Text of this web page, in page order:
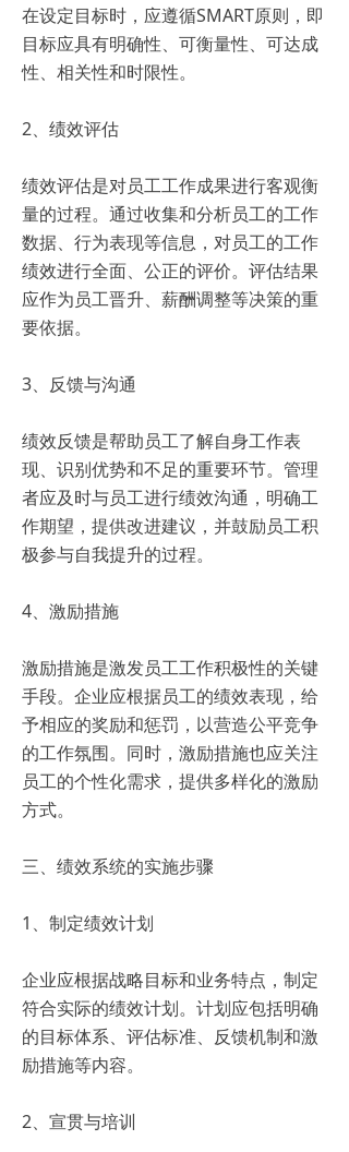
在设定目标时，应遵循SMART原则，即
目标应具有明确性、可衡量性、可达成
性、相关性和时限性。
2、绩效评估
绩效评估是对员工工作成果进行客观衡
量的过程。通过收集和分析员工的工作
数据、行为表现等信息，对员工的工作
绩效进行全面、公正的评价。评估结果
应作为员工晋升、薪酬调整等决策的重
要依据。
3、反馈与沟通
绩效反馈是帮助员工了解自身工作表
现、识别优势和不足的重要环节。管理
者应及时与员工进行绩效沟通，明确工
作期望，提供改进建议，并鼓励员工积
极参与自我提升的过程。
4、激励措施
激励措施是激发员工工作积极性的关键
手段。企业应根据员工的绩效表现，给
予相应的奖励和惩罚，以营造公平竞争
的工作氛围。同时，激励措施也应关注
员工的个性化需求，提供多样化的激励
方式。
三、绩效系统的实施步骤
1、制定绩效计划
企业应根据战略目标和业务特点，制定
符合实际的绩效计划。计划应包括明确
的目标体系、评估标准、反馈机制和激
励措施等内容。
2、宣贯与培训